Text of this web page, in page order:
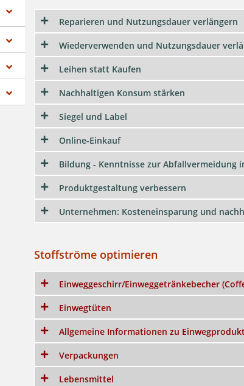
Reparieren und Nutzungsdauer verlängern
Wiederverwenden und Nutzungsdauer
Leihen statt Kaufen
Nachhaltigen Konsum stärken
Siegel und Label
Online-Einkauf
Bildung - Kenntnisse zur Abfallvermeidung
Produktgestaltung verbessern
Unternehmen: Kosteneinsparung und
Stoffströme optimieren
Einweggeschirr/Einweggetränkebecher
Einwegtüten
Allgemeine Informationen zu
Verpackungen
Lebensmittel